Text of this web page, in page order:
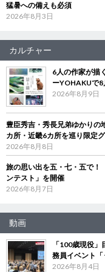
猛暑への備えも必須
2026年8月3日
カルチャー
6人の作家が描
ーYOHAKUで
2026年8月9日
豊臣秀吉・秀長兄弟ゆかり
カ所・近畿6カ所を巡り限定
2026年8月8日
旅の思い出を五・七・五で
ンテスト」を開催
2026年8月7日
動画
「100歳現役
務員イベント「
2026年8月4日